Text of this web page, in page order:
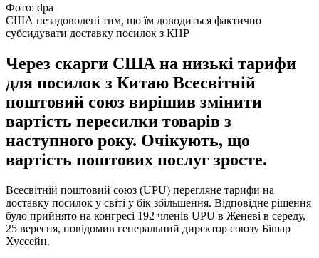
Фото: dpa
США незадоволені тим, що їм доводиться фактично
субсидувати доставку посилок з КНР
Через скарги США на низькі тарифи
для посилок з Китаю Всесвітній
поштовий союз вирішив змінити
вартість пересилки товарів з
наступного року. Очікують, що
вартість поштових послуг зросте.
Всесвітній поштовий союз (UPU) перегляне тарифи на
доставку посилок у світі у бік збільшення. Відповідне рішення
було прийнято на конгресі 192 членів UPU в Женеві в середу,
25 вересня, повідомив генеральний директор союзу Бішар
Хуссейн.